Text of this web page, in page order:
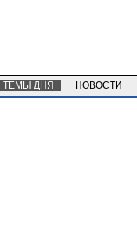
ТЕМЫ ДНЯ НОВОСТИ